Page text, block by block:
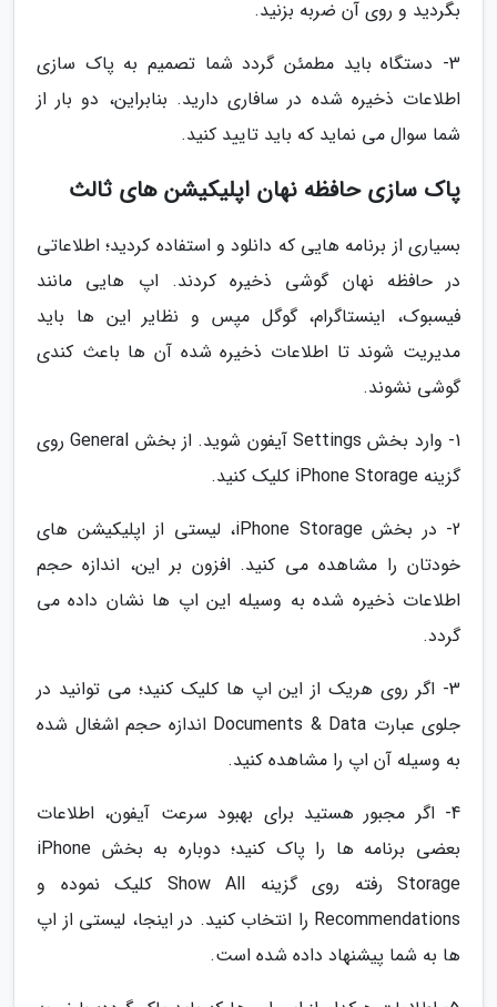
بگردید و روی آن ضربه بزنید.
3- دستگاه باید مطمئن گردد شما تصمیم به پاک سازی
اطلاعات ذخیره شده در سافاری دارید. بنابراین، دو بار از
شما سوال می نماید که باید تایید کنید.
پاک سازی حافظه نهان اپلیکیشن های ثالث
بسیاری از برنامه هایی که دانلود و استفاده کردید؛ اطلاعاتی
در حافظه نهان گوشی ذخیره کردند. اپ هایی مانند
فیسبوک، اینستاگرام، گوگل مپس و نظایر این ها باید
مدیریت شوند تا اطلاعات ذخیره شده آن ها باعث کندی
گوشی نشوند.
1- وارد بخش Settings آیفون شوید. از بخش General روی
گزینه iPhone Storage کلیک کنید.
2- در بخش iPhone Storage، لیستی از اپلیکیشن های
خودتان را مشاهده می کنید. افزون بر این، اندازه حجم
اطلاعات ذخیره شده به وسیله این اپ ها نشان داده می
گردد.
3- اگر روی هریک از این اپ ها کلیک کنید؛ می توانید در
جلوی عبارت Documents & Data اندازه حجم اشغال شده
به وسیله آن اپ را مشاهده کنید.
4- اگر مجبور هستید برای بهبود سرعت آیفون، اطلاعات
بعضی برنامه ها را پاک کنید؛ دوباره به بخش iPhone
Storage رفته روی گزینه Show All کلیک نموده و
Recommendations را انتخاب کنید. در اینجا، لیستی از اپ
ها به شما پیشنهاد داده شده است.